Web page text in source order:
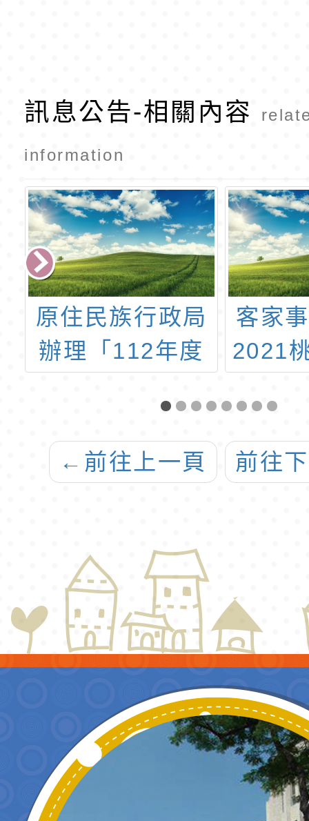
訊息公告-相關內容
information
原住民族行政局
辦理「112年度
廣人員設置補助
計畫」第1次甄選
客家
2021
← 前往上一頁 前往